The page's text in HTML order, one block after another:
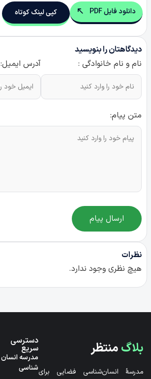
دانلود فایل PDF کپی لینک کوتاه
دیدگاهتان را بنویسید
نام و نام خانوادگی :
آدرس ایمیل:
متن پیام:
ارسال پیام
نظرات
هیچ نظری وجود ندارد.
بلاگمنتظر
مدرسۀ انسان‌شناسی فضایی برای
دسترسی
سریع
مدرسه انسان
شناسی